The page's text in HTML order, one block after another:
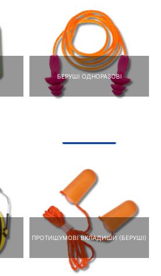
БЕРУШІ ОДНОРАЗОВІ
ПРОТИШУМОВІ ВКЛАДИШИ (БЕРУШІ)